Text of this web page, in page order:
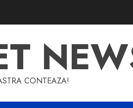
CONTEAZA!